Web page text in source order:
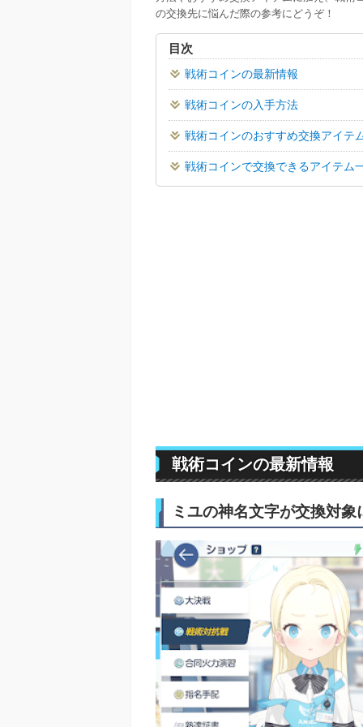
の交換先に悩んだ際の参考にどうぞ！
目次
戦術コインの最新情報
戦術コインの入手方法
戦術コインのおすすめ交換アイテ
戦術コインで交換できるアイテム
戦術コインの最新情報
ミユの神名文字が交換対象